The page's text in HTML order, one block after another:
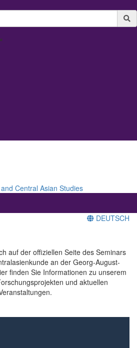
Central Asian Studies
DEUTSCH
auf der offiziellen Seite des Seminars
an der Georg-August-
finden Sie Informationen zu unserem
und aktuellen